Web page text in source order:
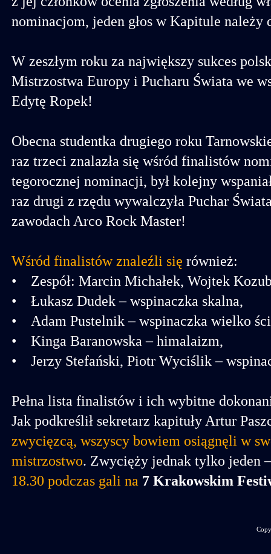
nominacjom, jeden głos w Kapitule należy
W zeszłym roku za największy sukces
Mistrzostwa Europy i Pucharu Świata we
Edytę Ropek!
Obecna studentka drugiego roku
raz trzeci znalazła się wśród finalistów
tegorocznej nominacji, był kolejny
raz drugi z rzędu wywalczyła Puchar
zawodach Arco Rock Master!
Wśród finalistów znaleźli się również:
• Zespół: Marcin Michałek, Wojtek
• Łukasz Dudek – wspinaczka skalna,
• Adam Pustelnik – wspinaczka wielko
• Kinga Baranowska – himalaizm,
• Jerzy Stefański, Piotr Wyciślik –
Pełna lista finalistów i ich wybitne
Jak podkreślił sekretarz kapituły Artur
zwycięzcą, wszyscy bowiem osiągnęli w
mistrzostwo. Zwycięży jednak tylko jeden
18.30 podczas gali na 7 Krakowskim